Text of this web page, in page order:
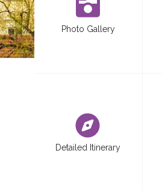
Photo Gallery
Detailed Itinerary